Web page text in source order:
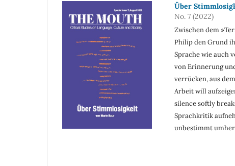
Über
No. 7 (2022)
Zwischen dem
Philip den Grund
Sprache wie auch
von Erinnerung
verrücken, aus
Arbeit will
silence softly
Sprachkritik
unbestimmt